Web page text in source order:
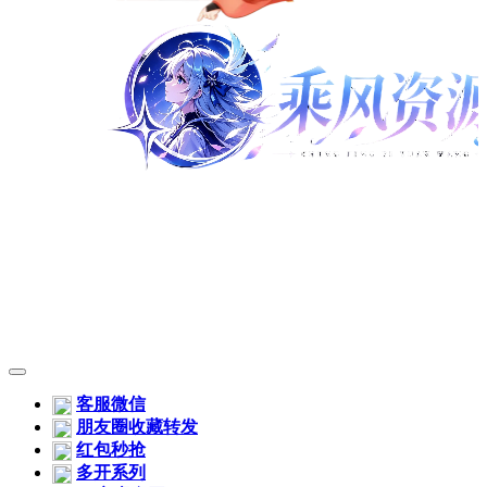
客服微信
朋友圈收藏转发
红包秒抢
多开系列